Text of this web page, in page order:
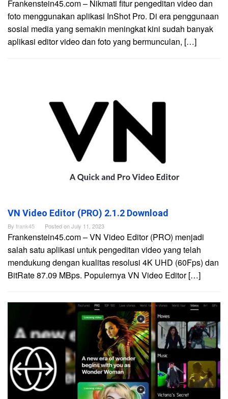
Frankenstein45.com – Nikmati fitur pengeditan video dan
foto menggunakan aplikasi InShot Pro. Di era penggunaan
sosial media yang semakin meningkat kini sudah banyak
aplikasi editor video dan foto yang bermunculan, […]
VN Video Editor (PRO) 2.1.2 Download
By frank45 Posted onJuly 11, 2023
Frankenstein45.com – VN Video Editor (PRO) menjadi
salah satu aplikasi untuk pengeditan video yang telah
mendukung dengan kualitas resolusi 4K UHD (60Fps) dan
BitRate 87.09 MBps. Populernya VN Video Editor […]